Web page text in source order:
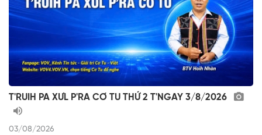
T'RUIH PA XƯL P'RA CƠ TU THỨ 2 T'NGAY 3/8/2026
03/08/2026